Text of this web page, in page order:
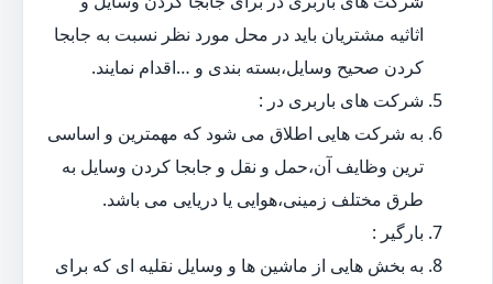
اثاثیه مشتریان باید در محل مورد نظر نسبت به جابجا
کردن صحیح وسایل،بسته بندی و …اقدام نمایند.
شرکت های باربری در :
به شرکت هایی اطلاق می شود که مهمترین و اساسی
ترین وظایف آن،حمل و نقل و جابجا کردن وسایل به
طرق مختلف زمینی،هوایی یا دریایی می باشد.
بارگیر :
به بخش هایی از ماشین ها و وسایل نقلیه ای که برای